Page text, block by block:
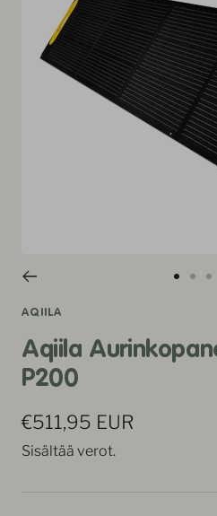
1 2 3
AQIILA
Aqiila
P200
Alennushinta
€511,95 EUR
Sisältää verot.